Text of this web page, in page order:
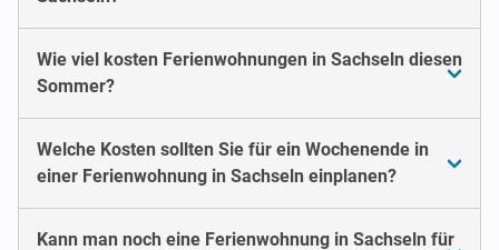
Wie viel kosten Ferienwohnungen in Sachseln diesen
Sommer?
Welche Kosten sollten Sie für ein Wochenende in
einer Ferienwohnung in Sachseln einplanen?
Kann man noch eine Ferienwohnung in Sachseln für